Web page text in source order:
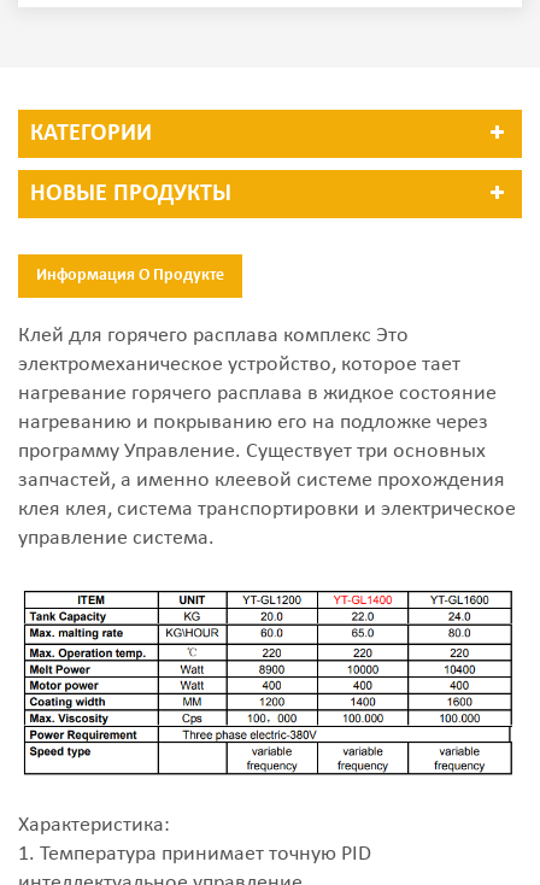
КАТЕГОРИИ
НОВЫЕ ПРОДУКТЫ
Информация О Продукте
Клей для горячего расплава комплекс Это
электромеханическое устройство, которое тает
нагревание горячего расплава в жидкое состояние
нагреванию и покрыванию его на подложке через
программу Управление. Существует три основных
запчастей, а именно клеевой системе прохождения
клея клея, система транспортировки и электрическое
управление система.
Характеристика:
1. Температура принимает точную PID